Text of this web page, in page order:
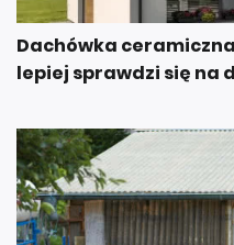
Dachówka
lepiej sprawdzi się na